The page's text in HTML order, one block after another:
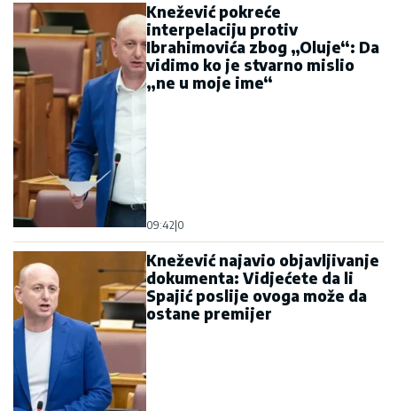
Knežević pokreće
interpelaciju protiv
Ibrahimovića zbog „Oluje“: Da
vidimo ko je stvarno mislio
„ne u moje ime“
09:42|0
Knežević najavio objavljivanje
dokumenta: Vidjećete da li
Spajić poslije ovoga može da
ostane premijer